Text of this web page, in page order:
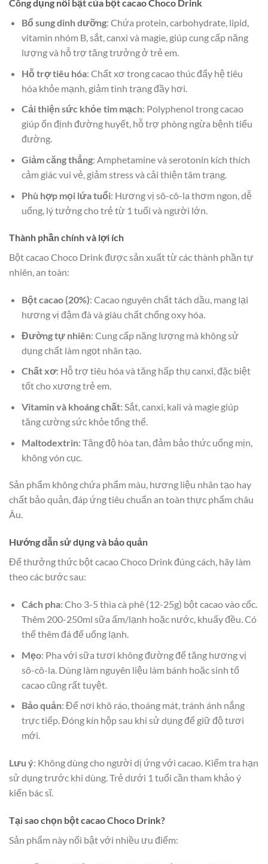
Công dụng nổi bật của bột cacao Choco Drink
Bổ sung dinh dưỡng: Chứa protein, carbohydrate, lipid,
vitamin nhóm B, sắt, canxi và magie, giúp cung cấp năng
lượng và hỗ trợ tăng trưởng ở trẻ em.
Hỗ trợ tiêu hóa: Chất xơ trong cacao thúc đẩy hệ tiêu
hóa khỏe mạnh, giảm tình trạng đầy hơi.
Cải thiện sức khỏe tim mạch: Polyphenol trong cacao
giúp ổn định đường huyết, hỗ trợ phòng ngừa bệnh tiểu
đường.
Giảm căng thẳng: Amphetamine và serotonin kích thích
cảm giác vui vẻ, giảm stress và cải thiện tâm trạng.
Phù hợp mọi lứa tuổi: Hương vị sô-cô-la thơm ngon, dễ
uống, lý tưởng cho trẻ từ 1 tuổi và người lớn.
Thành phần chính và lợi ích
Bột cacao Choco Drink được sản xuất từ các thành phần tự
nhiên, an toàn:
Bột cacao (20%): Cacao nguyên chất tách dầu, mang lại
hương vị đậm đà và giàu chất chống oxy hóa.
Đường tự nhiên: Cung cấp năng lượng mà không sử
dụng chất làm ngọt nhân tạo.
Chất xơ: Hỗ trợ tiêu hóa và tăng hấp thụ canxi, đặc biệt
tốt cho xương trẻ em.
Vitamin và khoáng chất: Sắt, canxi, kali và magie giúp
tăng cường sức khỏe tổng thể.
Maltodextrin: Tăng độ hòa tan, đảm bảo thức uống mịn,
không vón cục.
Sản phẩm không chứa phẩm màu, hương liệu nhân tạo hay
chất bảo quản, đáp ứng tiêu chuẩn an toàn thực phẩm châu
Âu.
Hướng dẫn sử dụng và bảo quản
Để thưởng thức bột cacao Choco Drink đúng cách, hãy làm
theo các bước sau:
Cách pha: Cho 3-5 thìa cà phê (12-25g) bột cacao vào cốc.
Thêm 200-250ml sữa ấm/lạnh hoặc nước, khuấy đều. Có
thể thêm đá để uống lạnh.
Mẹo: Pha với sữa tươi không đường để tăng hương vị
sô-cô-la. Dùng làm nguyên liệu làm bánh hoặc sinh tố
cacao cũng rất tuyệt.
Bảo quản: Để nơi khô ráo, thoáng mát, tránh ánh nắng
trực tiếp. Đóng kín hộp sau khi sử dụng để giữ độ tươi
mới.
Lưu ý: Không dùng cho người dị ứng với cacao. Kiểm tra hạn
sử dụng trước khi dùng. Trẻ dưới 1 tuổi cần tham khảo ý
kiến bác sĩ.
Tại sao chọn bột cacao Choco Drink?
Sản phẩm này nổi bật với nhiều ưu điểm: